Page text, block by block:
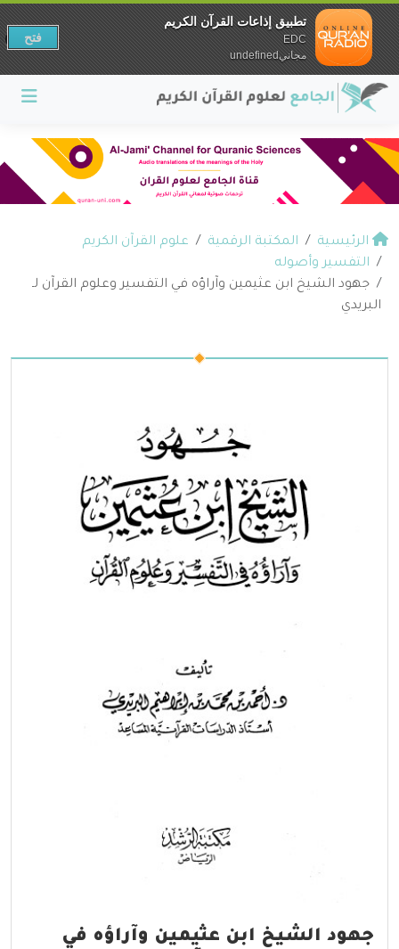
الرئيسية المكتبة الرقمية
علوم القرآن الكريم
التفسير وأصوله
جهود الشيخ ابن عثيمين وآراؤه في التفسير وعلوم القرآن لـ
البريدي
جهود الشيخ ابن عثيمين وآراؤه في
تطبيق إذاعات القرآن الكريم
EDC
مجانيundefined
فتح